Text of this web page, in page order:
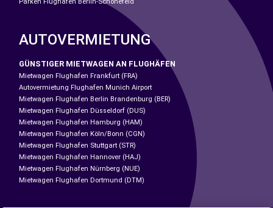
AUTOVERMIETUNG
GÜNSTIGER MIETWAGEN AN FLUGHÄFEN
Mietwagen Flughafen Frankfurt (FRA)
Autovermietung Flughafen Munich Airport
Mietwagen Flughafen Berlin Brandenburg (BER)
Mietwagen Flughafen Düsseldorf (DUS)
Mietwagen Flughafen Hamburg (HAM)
Mietwagen Flughafen Köln/Bonn (CGN)
Mietwagen Flughafen Stuttgart (STR)
Mietwagen Flughafen Hannover (HAJ)
Mietwagen Flughafen Nürnberg (NUE)
Mietwagen Flughafen Dortmund (DTM)